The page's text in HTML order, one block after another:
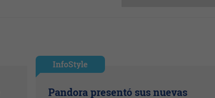
InfoStyle
Pandora presentó sus nuevas